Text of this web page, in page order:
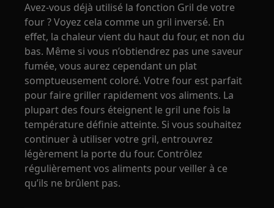
Avez-vous déjà utilisé la fonction Gril de votre
four ? Voyez cela comme un gril inversé. En
effet, la chaleur vient du haut du four, et non du
bas. Même si vous n’obtiendrez pas une saveur
fumée, vous aurez cependant un plat
somptueusement coloré. Votre four est parfait
pour faire griller rapidement vos aliments. La
plupart des fours éteignent le gril une fois la
température définie atteinte. Si vous souhaitez
continuer à utiliser votre gril, entrouvrez
légèrement la porte du four. Contrôlez
régulièrement vos aliments pour veiller à ce
qu’ils ne brûlent pas.